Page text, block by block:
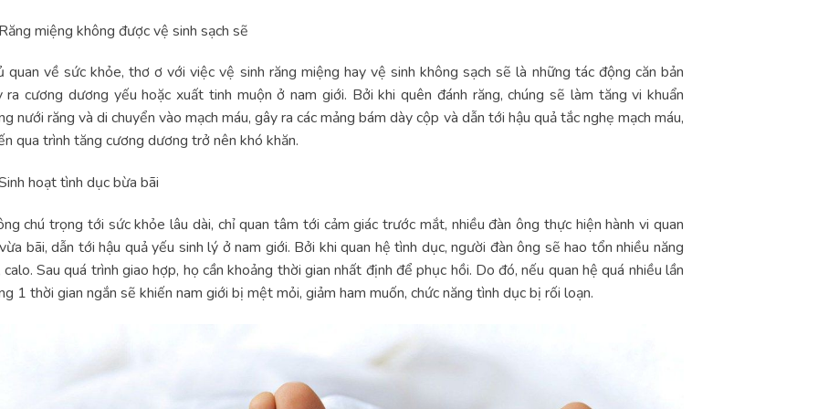
Răng miệng không được vệ sinh sạch sẽ
quan về sức khỏe, thơ ơ với việc vệ sinh răng miệng hay vệ sinh không sạch sẽ là những tác động căn bản
ra cương dương yếu hoặc xuất tinh muộn ở nam giới. Bởi khi quên đánh răng, chúng sẽ làm tăng vi khuẩn
nưới răng và di chuyển vào mạch máu, gây ra các mảng bám dày cộp và dẫn tới hậu quả tắc nghẹ mạch máu,
qua trình tăng cương dương trở nên khó khăn.
hoạt tình dục bừa bãi
chú trọng tới sức khỏe lâu dài, chỉ quan tâm tới cảm giác trước mắt, nhiều đàn ông thực hiện hành vi quan
bãi, dẫn tới hậu quả yếu sinh lý ở nam giới. Bởi khi quan hệ tình dục, người đàn ông sẽ hao tổn nhiều năng
calo. Sau quá trình giao hợp, họ cần khoảng thời gian nhất định để phục hồi. Do đó, nếu quan hệ quá nhiều lần
1 thời gian ngắn sẽ khiến nam giới bị mệt mỏi, giảm ham muốn, chức năng tình dục bị rối loạn.